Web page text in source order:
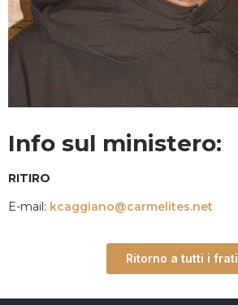
Info sul ministero:
RITIRO
E-mail: kcaggiano@carmelites.net
Ritorno a tutti i frati